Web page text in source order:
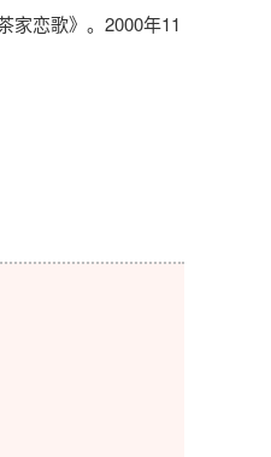
家恋歌》。2000年11